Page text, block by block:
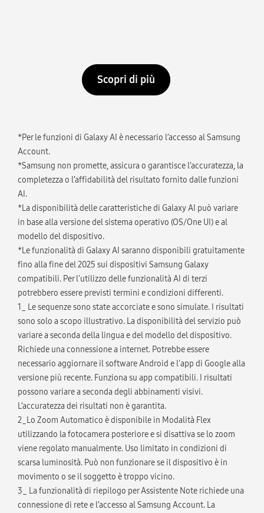
Scopri di più
*Per le funzioni di Galaxy AI è necessario l’accesso al Samsung
Account.
*Samsung non promette, assicura o garantisce l’accuratezza, la
completezza o l’affidabilità del risultato fornito dalle funzioni
AI.
*La disponibilità delle caratteristiche di Galaxy AI può variare
in base alla versione del sistema operativo (OS/One UI) e al
modello del dispositivo.
*Le funzionalità di Galaxy AI saranno disponibili gratuitamente
fino alla fine del 2025 sui dispositivi Samsung Galaxy
compatibili. Per l'utilizzo delle funzionalità AI di terzi
potrebbero essere previsti termini e condizioni differenti.
1_ Le sequenze sono state accorciate e sono simulate. I risultati
sono solo a scopo illustrativo. La disponibilità del servizio può
variare a seconda della lingua e del modello del dispositivo.
Richiede una connessione a internet. Potrebbe essere
necessario aggiornare il software Android e l'app di Google alla
versione più recente. Funziona su app compatibili. I risultati
possono variare a seconda degli abbinamenti visivi.
L’accuratezza dei risultati non è garantita.
2_Lo Zoom Automatico è disponibile in Modalità Flex
utilizzando la fotocamera posteriore e si disattiva se lo zoom
viene regolato manualmente. Uso limitato in condizioni di
scarsa luminosità. Può non funzionare se il dispositivo è in
movimento o se il soggetto è troppo vicino.
3_ La funzionalità di riepilogo per Assistente Note richiede una
connessione di rete e l’accesso al Samsung Account. La